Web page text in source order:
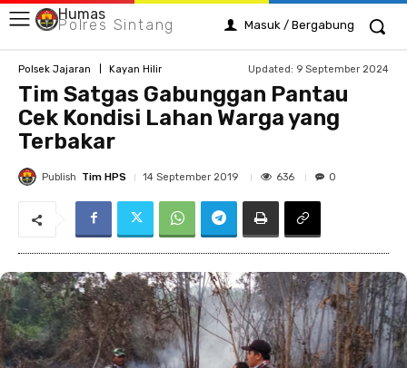
Humas
Polres Sintang Masuk / Bergabung
Polsek Jajaran Kayan Hilir Updated: 9 September 2024
Tim Satgas Gabunggan Pantau
Cek Kondisi Lahan Warga yang
Terbakar
Publish Tim HPS 14 September 2019 636 0